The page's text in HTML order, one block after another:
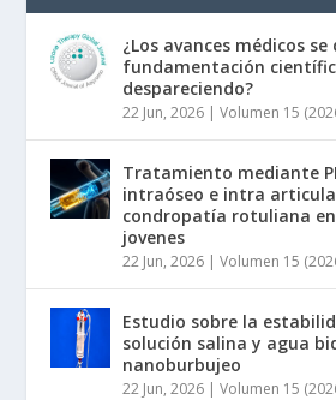
¿Los avances médicos
fundamentación
despareciendo?
22 Jun, 2026 |Volumen 15
Tratamiento mediante
intraóseo e intra
condropatía rotuliana
jovenes
22 Jun, 2026 |Volumen 15
Estudio sobre la
solución salina y agua
nanoburbujeo
22 Jun, 2026 |Volumen 15